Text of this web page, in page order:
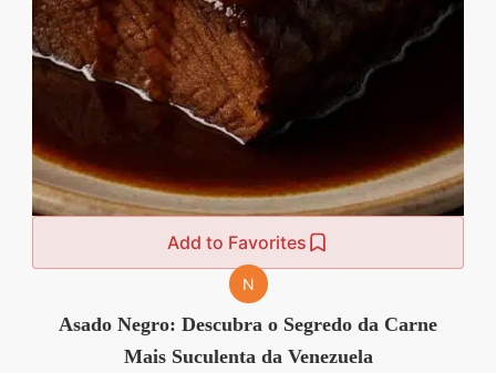
Add to Favorites
N
Asado Negro: Descubra o Segredo da Carne
Mais Suculenta da Venezuela